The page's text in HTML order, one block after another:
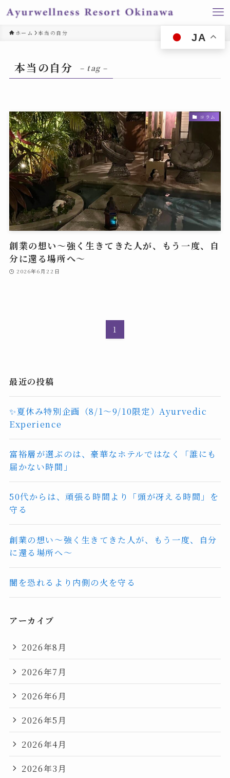
ホーム 本当の自分
本当の自分 – tag –
コラム
創業の想い〜強く生きてきた人が、もう一度、自
分に還る場所へ〜
2026年6月22日
1
最近の投稿
✨夏休み特別企画（8/1〜9/10限定）Ayurvedic
Experience
富裕層が選ぶのは、豪華なホテルではなく「誰にも
届かない時間」
50代からは、頑張る時間より「頭が冴える時間」を
守る
創業の想い〜強く生きてきた人が、もう一度、自分
に還る場所へ〜
闇を恐れるより内側の火を守る
アーカイブ
2026年8月
2026年7月
2026年6月
2026年5月
2026年4月
2026年3月
JA